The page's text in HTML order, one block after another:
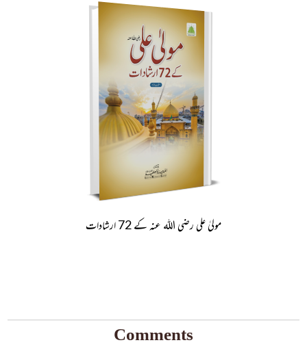
مولیٰ علی رضی اللہ عنہ کے 72 ارشادات
Comments